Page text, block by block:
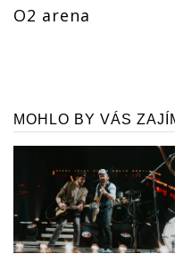
O2 arena
MOHLO BY VÁS